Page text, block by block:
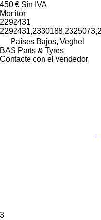
450 € Sin IVA
Monitor
2292431
Países Bajos, Veghel
BAS Parts & Tyres
Contacte con el vendedor
3